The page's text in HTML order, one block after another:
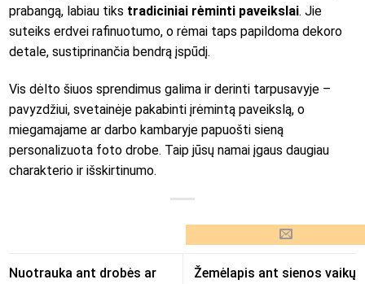
prabangą, labiau tiks tradiciniai rėminti paveikslai. Jie
suteiks erdvei rafinuotumo, o rėmai taps papildoma dekoro
detale, sustiprinančia bendrą įspūdį.
Vis dėlto šiuos sprendimus galima ir derinti tarpusavyje –
pavyzdžiui, svetainėje pakabinti įrėmintą paveikslą, o
miegamajame ar darbo kambaryje papuošti sieną
personalizuota foto drobe. Taip jūsų namai įgaus daugiau
charakterio ir išskirtinumo.
Nuotrauka ant drobės ar
Žemėlapis ant sienos vaikų